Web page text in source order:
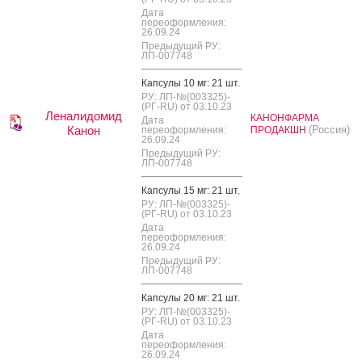
Леналидомид
Канон
Дата
переоформления:
26.09.24
Предыдущий РУ:
ЛП-007748
Кап­су­лы 10 мг: 21 шт.
РУ: ЛП-№(003325)-
(РГ-RU) от 03.10.23
Дата
переоформления:
26.09.24
Предыдущий РУ:
ЛП-007748
Кап­су­лы 15 мг: 21 шт.
РУ: ЛП-№(003325)-
(РГ-RU) от 03.10.23
Дата
переоформления:
26.09.24
Предыдущий РУ:
ЛП-007748
Кап­су­лы 20 мг: 21 шт.
РУ: ЛП-№(003325)-
(РГ-RU) от 03.10.23
Дата
переоформления:
26.09.24
КАНОНФАРМА
ПРОДАКШН (Россия)